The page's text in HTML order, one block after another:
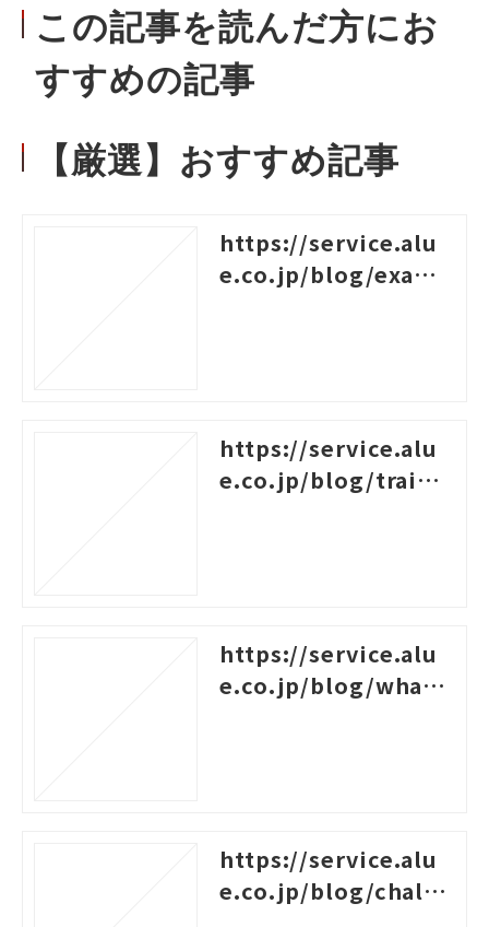
この記事を読んだ方にお
すすめの記事
【厳選】おすすめ記事
https://service.alu
e.co.jp/blog/examp
https://service.alu
e.co.jp/blog/traini
https://service.alu
e.co.jp/blog/what-i
https://service.alu
e.co.jp/blog/challe